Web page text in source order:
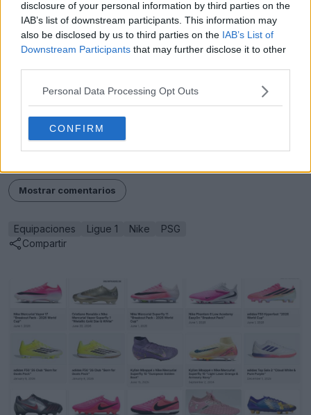
disclosure of your personal information by third parties on the
IAB’s list of downstream participants. This information may
also be disclosed by us to third parties on the IAB’s List of
Downstream Participants that may further disclose it to other
Personal Data Processing Opt Outs
CONFIRM
Football Kit Archive
¿Preferirías que los organismos reguladores
continuas en la espalda de las camisetas? ¿Debería el
el pasado con las equipaciones de EE. UU.?
Cuéntanoslo en los comentarios.
Mostrar comentarios
Equipaciones Ligue 1 Nike
PSG
Compartir